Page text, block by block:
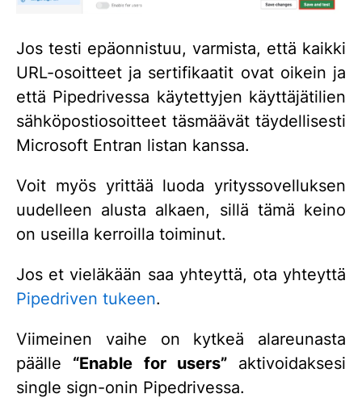
Jos testi epäonnistuu, varmista, että kaikki
URL-osoitteet ja sertifikaatit ovat oikein ja
että Pipedrivessa käytettyjen käyttäjätilien
sähköpostiosoitteet täsmäävät täydellisesti
Microsoft Entran listan kanssa.
Voit myös yrittää luoda yrityssovelluksen
uudelleen alusta alkaen, sillä tämä keino
on useilla kerroilla toiminut.
Jos et vieläkään saa yhteyttä, ota yhteyttä
Pipedriven tukeen.
Viimeinen vaihe on kytkeä alareunasta
päälle “Enable for users”aktivoidaksesi
single sign-onin Pipedrivessa.